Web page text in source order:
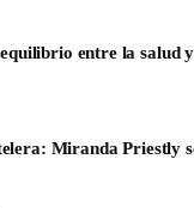
entre la salud
Miranda Priestly